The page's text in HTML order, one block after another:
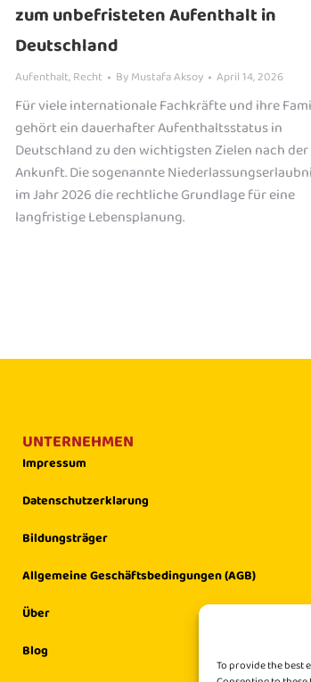
To provide the best
zum unbefristeten Aufenthalt in
Deutschland
Aufenthalt,Recht ByMustafa Aksoy April 14, 2026
Für viele internationale Fachkräfte und ihre
gehört ein dauerhafter Aufenthaltsstatus in
Deutschland zu den wichtigsten Zielen nach der
Ankunft. Die sogenannte
im Jahr 2026 die rechtliche Grundlage für eine
langfristige Lebensplanung.
UNTERNEHMEN
Impressum
Datenschutzerklarung
Bildungsträger
Allgemeine Geschäftsbedingungen (AGB)
Über
Blog